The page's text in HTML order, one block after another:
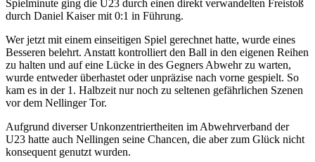
Spielminute ging die U23 durch einen direkt verwandelten Freistoß
durch Daniel Kaiser mit 0:1 in Führung.
Wer jetzt mit einem einseitigen Spiel gerechnet hatte, wurde eines
Besseren belehrt. Anstatt kontrolliert den Ball in den eigenen Reihen
zu halten und auf eine Lücke in des Gegners Abwehr zu warten,
wurde entweder überhastet oder unpräzise nach vorne gespielt. So
kam es in der 1. Halbzeit nur noch zu seltenen gefährlichen Szenen
vor dem Nellinger Tor.
Aufgrund diverser Unkonzentriertheiten im Abwehrverband der
U23 hatte auch Nellingen seine Chancen, die aber zum Glück nicht
konsequent genutzt wurden.